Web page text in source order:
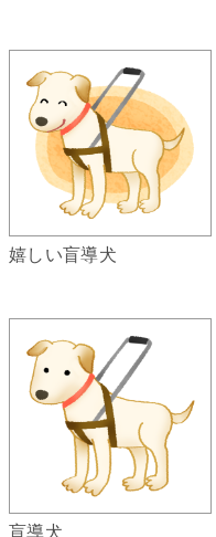
嬉しい盲導犬
盲導犬